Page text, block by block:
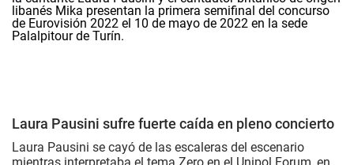
Laura Pausini sufre fuerte caída en pleno concierto
Laura Pausini se cayó de las escaleras del escenario